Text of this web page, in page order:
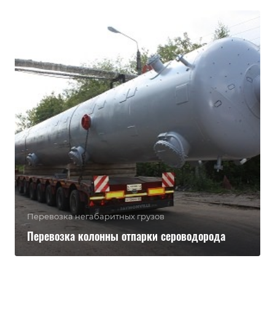
Перевозка негабаритных грузов
Перевозка колонны отпарки сероводорода